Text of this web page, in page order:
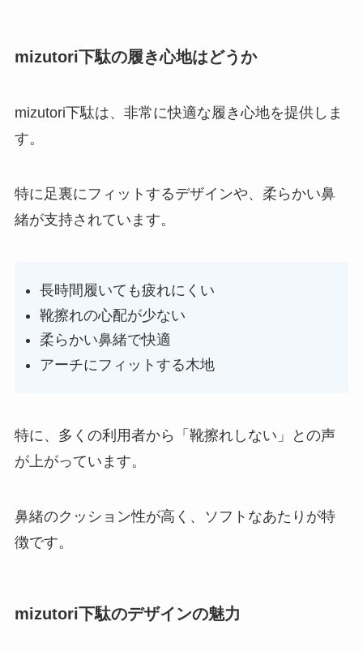
mizutori下駄の履き心地はどうか
mizutori下駄は、非常に快適な履き心地を提供しま
す。
特に足裏にフィットするデザインや、柔らかい鼻
緒が支持されています。
長時間履いても疲れにくい
靴擦れの心配が少ない
柔らかい鼻緒で快適
アーチにフィットする木地
特に、多くの利用者から「靴擦れしない」との声
が上がっています。
鼻緒のクッション性が高く、ソフトなあたりが特
徴です。
mizutori下駄のデザインの魅力